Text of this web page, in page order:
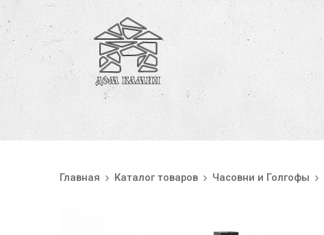
Главная Каталог товаров Часовни и Голгофы